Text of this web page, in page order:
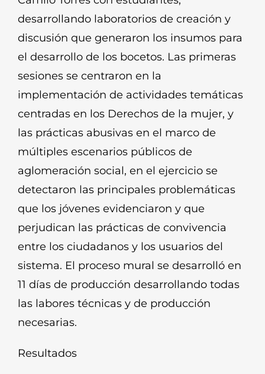
desarrollando laboratorios de creación y
discusión que generaron los insumos para
el desarrollo de los bocetos. Las primeras
sesiones se centraron en la
implementación de actividades temáticas
centradas en los Derechos de la mujer, y
las prácticas abusivas en el marco de
múltiples escenarios públicos de
aglomeración social, en el ejercicio se
detectaron las principales problemáticas
que los jóvenes evidenciaron y que
perjudican las prácticas de convivencia
entre los ciudadanos y los usuarios del
sistema. El proceso mural se desarrolló en
11 días de producción desarrollando todas
las labores técnicas y de producción
necesarias.
Resultados